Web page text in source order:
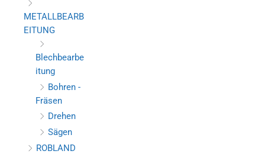
METALLBEARB
EITUNG
Blechbearbe
itung
Bohren -
Fräsen
Drehen
Sägen
ROBLAND